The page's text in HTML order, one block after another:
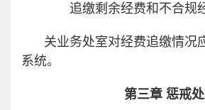
追缴剩余经费和不合规
关业务处室对经费追缴情况
系统。
第三章 惩戒